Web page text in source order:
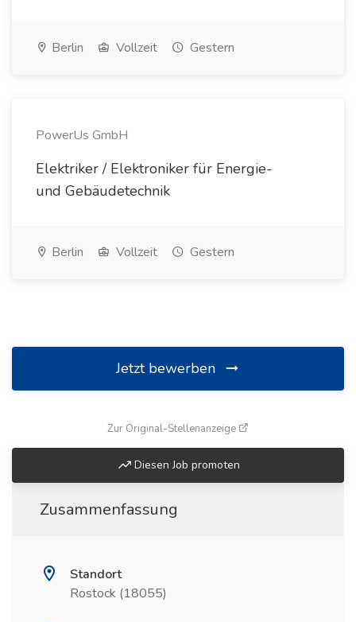
Berlin Vollzeit Gestern
PowerUs GmbH
Elektriker / Elektroniker für Energie-
und Gebäudetechnik
Berlin Vollzeit Gestern
Jetzt bewerben
Zur Original-Stellenanzeige
Diesen Job promoten
Zusammenfassung
Standort
Rostock (18055)